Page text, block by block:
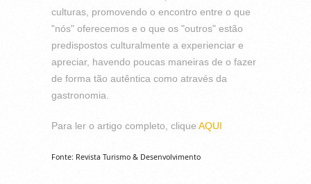
culturas, promovendo o encontro entre o que
"nós" oferecemos e o que os "outros" estão
predispostos culturalmente a experienciar e
apreciar, havendo poucas maneiras de o fazer
de forma tão autêntica como através da
gastronomia.
Para ler o artigo completo, clique AQUI
Fonte: Revista Turismo & Desenvolvimento